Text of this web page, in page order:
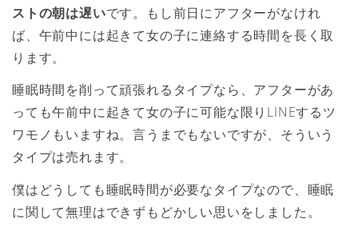
ストの朝は遅いです。もし前日にアフターがなけれ
ば、午前中には起きて女の子に連絡する時間を長く取
ります。
睡眠時間を削って頑張れるタイプなら、アフターがあ
っても午前中に起きて女の子に可能な限りLINEするツ
ワモノもいますね。言うまでもないですが、そういう
タイプは売れます。
僕はどうしても睡眠時間が必要なタイプなので、睡眠
に関して無理はできずもどかしい思いをしました。